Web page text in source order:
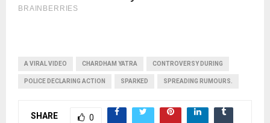
A VIRAL VIDEO CHARDHAM YATRA CONTROVERSY DURING
POLICE DECLARING ACTION SPARKED SPREADING RUMOURS.
SHARE 0